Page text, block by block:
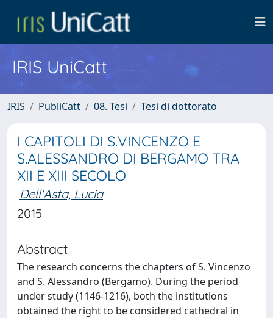
IRIS UniCatt
IRIS PubliCatt 08. Tesi Tesi di dottorato
I CAPITOLI DI S.VINCENZO E
S.ALESSANDRO DI BERGAMO TRA
XII E XIII SECOLO
Dell'Asta, Lucia
2015
Abstract
The research concerns the chapters of S. Vincenzo
and S. Alessandro (Bergamo). During the period
under study (1146-1216), both the institutions
obtained the right to be considered cathedral in